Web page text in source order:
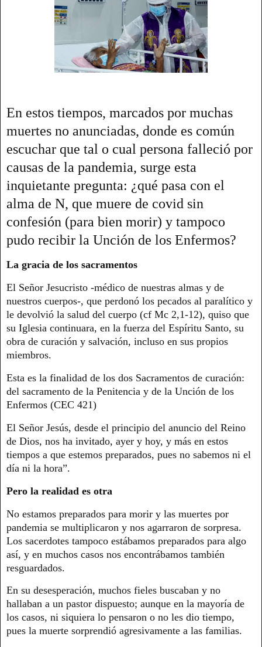
En estos tiempos, marcados por muchas
muertes no anunciadas, donde es común
escuchar que tal o cual persona falleció por
causas de la pandemia, surge esta
inquietante pregunta: ¿qué pasa con el
alma de N, que muere de covid sin
confesión (para bien morir) y tampoco
pudo recibir la Unción de los Enfermos?
La gracia de los sacramentos
El Señor Jesucristo -médico de nuestras almas y de
nuestros cuerpos-, que perdonó los pecados al paralítico y
le devolvió la salud del cuerpo (cf Mc 2,1-12), quiso que
su Iglesia continuara, en la fuerza del Espíritu Santo, su
obra de curación y salvación, incluso en sus propios
miembros.
Esta es la finalidad de los dos Sacramentos de curación:
del sacramento de la Penitencia y de la Unción de los
Enfermos (CEC 421)
El Señor Jesús, desde el principio del anuncio del Reino
de Dios, nos ha invitado, ayer y hoy, y más en estos
tiempos a que estemos preparados, pues no sabemos ni el
día ni la hora”.
Pero la realidad es otra
No estamos preparados para morir y las muertes por
pandemia se multiplicaron y nos agarraron de sorpresa.
Los sacerdotes tampoco estábamos preparados para algo
así, y en muchos casos nos encontrábamos también
resguardados.
En su desesperación, muchos fieles buscaban y no
hallaban a un pastor dispuesto; aunque en la mayoría de
los casos, ni siquiera lo pensaron o no les dio tiempo,
pues la muerte sorprendió agresivamente a las familias.